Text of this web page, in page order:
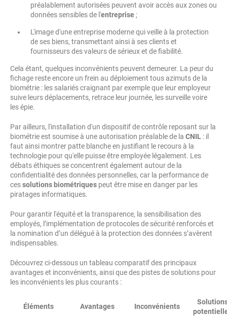
préalablement autorisées peuvent avoir accès aux zones ou
données sensibles de l'entreprise ;
L'image d'une entreprise moderne qui veille à la protection
de ses biens, transmettant ainsi à ses clients et
fournisseurs des valeurs de sérieux et de fiabilité.
Cela étant, quelques inconvénients peuvent demeurer. La peur du
fichage reste encore un frein au déploiement tous azimuts de la
biométrie : les salariés craignant par exemple que leur employeur
suive leurs déplacements, retrace leur journée, les surveille voire
les épie.
Par ailleurs, l'installation d'un dispositif de contrôle reposant sur la
biométrie est soumise à une autorisation préalable de la CNIL : il
faut ainsi montrer patte blanche en justifiant le recours à la
technologie pour qu'elle puisse être employée légalement. Les
débats éthiques se concentrent également autour de la
confidentialité des données personnelles, car la performance de
cessolutions biométriques peut être mise en danger par les
piratages informatiques.
Pour garantir l'équité et la transparence, la sensibilisation des
employés, l’implémentation de protocoles de sécurité renforcés et
la nomination d’un délégué à la protection des données s’avèrent
indispensables.
Découvrez ci-dessous un tableau comparatif des principaux
avantages et inconvénients, ainsi que des pistes de solutions pour
les inconvénients les plus courants :
Éléments Avantages Inconvénients